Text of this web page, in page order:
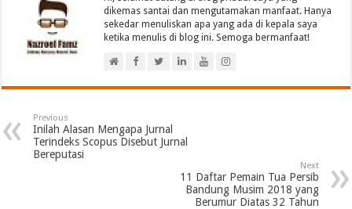
dikemas santai dan mengutamakan manfaat. Hanya
sekedar menuliskan apa yang ada di kepala saya
ketika menulis di blog ini. Semoga bermanfaat!
Previous
Inilah Alasan Mengapa Jurnal
Terindeks Scopus Disebut Jurnal
Bereputasi
Next
11 Daftar Pemain Tua Persib
Bandung Musim 2018 yang
Berumur Diatas 32 Tahun